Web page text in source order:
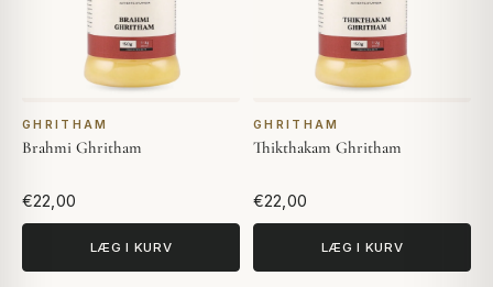
GHRITHAM
Brahmi Ghritham
€22,00
LÆG I KURV
GHRITHAM
Thikthakam Ghritham
€22,00
LÆG I KURV